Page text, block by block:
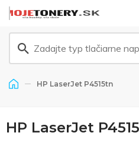
HP LaserJet P4515tn
HP LaserJet